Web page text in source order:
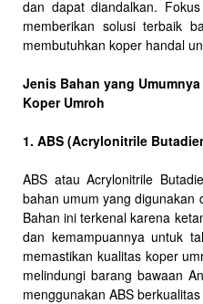
dan dapat diandalkan.
memberikan solusi terbaik
membutuhkan koper handal
Jenis Bahan yang
Koper Umroh
1. ABS (Acrylonitrile
ABS atau Acrylonitrile
bahan umum yang digunakan
Bahan ini terkenal karena
dan kemampuannya untuk
memastikan kualitas koper
melindungi barang bawaan
menggunakan ABS